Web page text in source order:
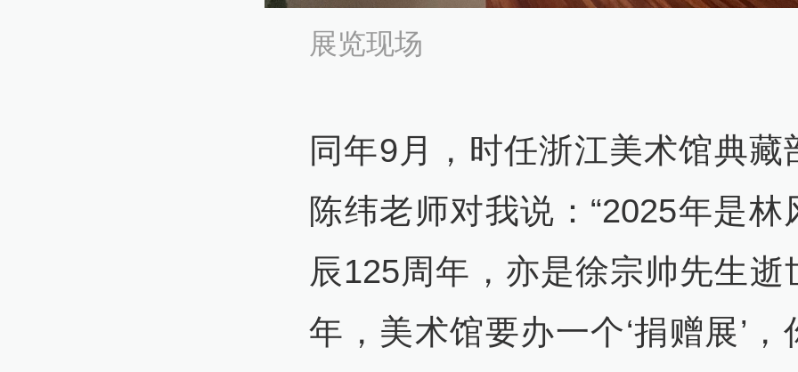
展览现场
同年9月，时任浙江美术馆典藏
陈纬老师对我说：“2025年是林
辰125周年，亦是徐宗帅先生逝
年，美术馆要办一个‘捐赠展’，